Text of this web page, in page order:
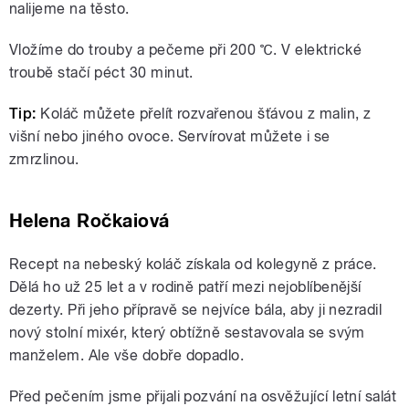
nalijeme na těsto.
Vložíme do trouby a pečeme při 200 ℃. V elektrické
troubě stačí péct 30 minut.
Tip: Koláč můžete přelít rozvařenou šťávou z malin, z
višní nebo jiného ovoce. Servírovat můžete i se
zmrzlinou.
Helena Ročkaiová
Recept na nebeský koláč získala od kolegyně z práce.
Dělá ho už 25 let a v rodině patří mezi nejoblíbenější
dezerty. Při jeho přípravě se nejvíce bála, aby ji nezradil
nový stolní mixér, který obtížně sestavovala se svým
manželem. Ale vše dobře dopadlo.
Před pečením jsme přijali pozvání na osvěžující letní salát